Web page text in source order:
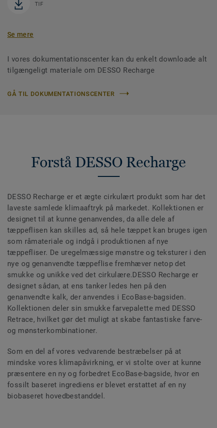
TIF
Se mere
I vores dokumentationscenter kan du enkelt downloade alt
tilgængeligt materiale om DESSO Recharge
GÅ TIL DOKUMENTATIONSCENTER
Forstå DESSO Recharge
DESSO Recharge er et ægte cirkulært produkt som har det
laveste samlede klimaaftryk på markedet. Kollektionen er
designet til at kunne genanvendes, da alle dele af
tæppeflisen kan skilles ad, så hele tæppet kan bruges igen
som råmateriale og indgå i produktionen af nye
tæppefliser. De uregelmæssige mønstre og teksturer i den
nye og genanvendte tæppeflise fremhæver netop det
smukke og unikke ved det cirkulære.DESSO Recharge er
designet sådan, at ens tanker ledes hen på den
genanvendte kalk, der anvendes i EcoBase-bagsiden.
Kollektionen deler sin smukke farvepalette med DESSO
Retrace, hvilket gør det muligt at skabe fantastiske farve-
og mønsterkombinationer.
Som en del af vores vedvarende bestræbelser på at
mindske vores klimapåvirkning, er vi stolte over at kunne
præsentere en ny og forbedret EcoBase-bagside, hvor en
fossilt baseret ingrediens er blevet erstattet af en ny
biobaseret hovedbestanddel.